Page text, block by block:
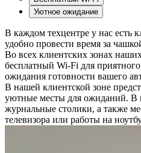
Уютное ожидание
В каждом техцентре у нас есть
удобно провести время за
Во всех клиентских зонах
бесплатный Wi-Fi для
ожидания готовности вашего
В нашей клиентской зоне
уютные месты для ожиданий. В
журнальные столики, а также
телевизора или работы на